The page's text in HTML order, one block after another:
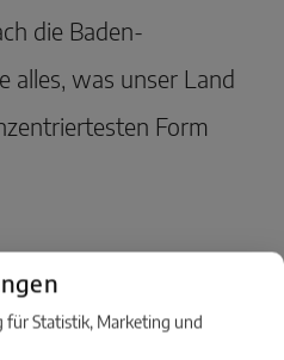
die Baden-
alles, was unser Land
Form
für Statistik, Marketing und